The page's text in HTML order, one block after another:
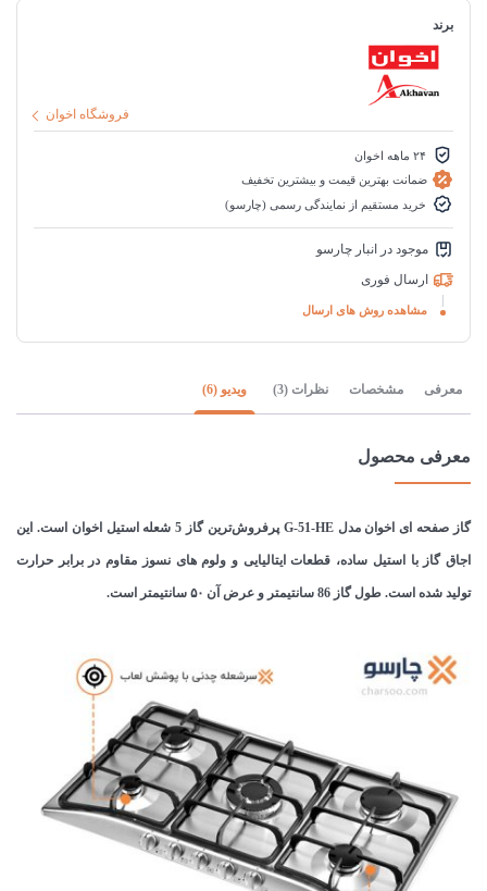
برند
فروشگاه اخوان
۲۴ ماهه اخوان
ضمانت بهترین قیمت و بیشترین تخفیف
خرید مستقیم از نمایندگی رسمی (چارسو)
موجود در انبار چارسو
ارسال فوری
مشاهده روش های ارسال
معرفی مشخصات نظرات (3) ویدیو (6)
معرفی محصول
گاز صفحه ای اخوان مدل G-51-HE پرفروش‌ترین گاز 5 شعله استیل اخوان است‌. این
اجاق گاز با استیل ساده، قطعات ایتالیایی و ولوم های نسوز مقاوم در برابر حرارت
تولید شده است. طول گاز 86 سانتیمتر و عرض آن ۵۰ سانتیمتر است.